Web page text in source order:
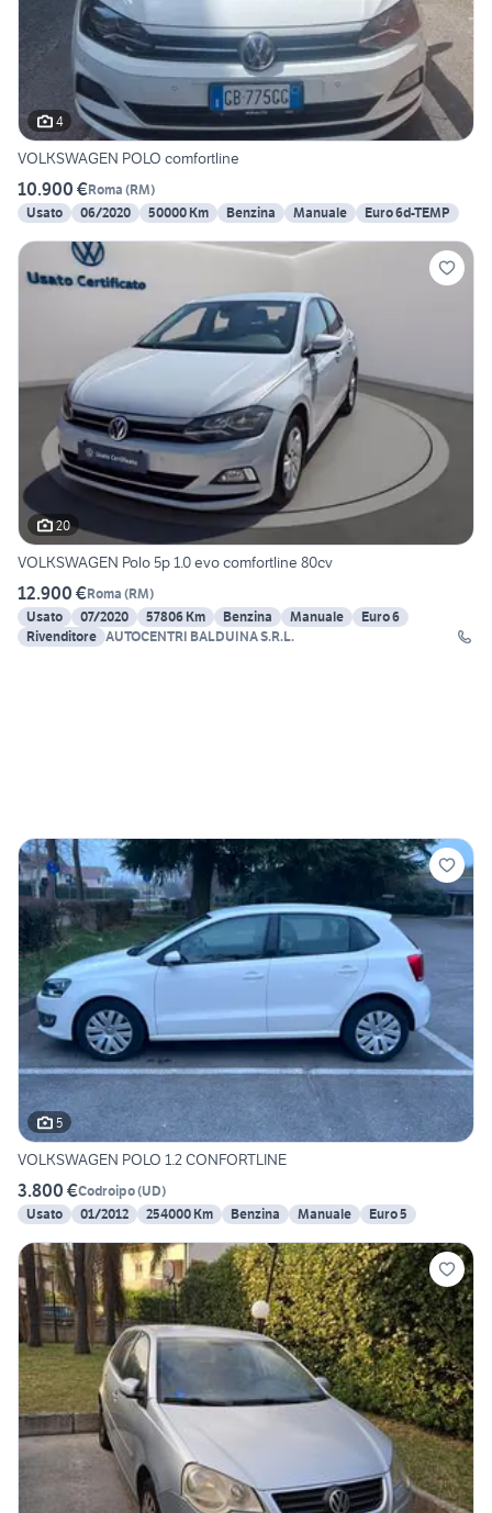
4
VOLKSWAGEN POLO comfortline
10.900 €Roma (RM)
Usato
06/2020 50000 Km Benzina Manuale Euro 6d-TEMP
20
VOLKSWAGEN Polo 5p 1.0 evo comfortline 80cv
12.900 €Roma (RM)
Usato
07/2020 57806 Km Benzina Manuale
Euro 6
Rivenditore AUTOCENTRI BALDUINA S.R.L.
5
VOLKSWAGEN POLO 1.2 CONFORTLINE
3.800 €Codroipo(UD)
Usato
01/2012 254000 Km Benzina Manuale Euro 5